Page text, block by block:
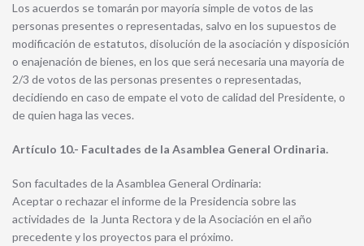
Los acuerdos se tomarán por mayoría simple de votos de las
personas presentes o representadas, salvo en los supuestos de
modificación de estatutos, disolución de la asociación y disposición
o enajenación de bienes, en los que será necesaria una mayoría de
2/3 de votos de las personas presentes o representadas,
decidiendo en caso de empate el voto de calidad del Presidente, o
de quien haga las veces.
Artículo 10.- Facultades de la Asamblea General Ordinaria.
Son facultades de la Asamblea General Ordinaria:
Aceptar o rechazar el informe de la Presidencia sobre las
actividades de la Junta Rectora y de la Asociación en el año
precedente y los proyectos para el próximo.